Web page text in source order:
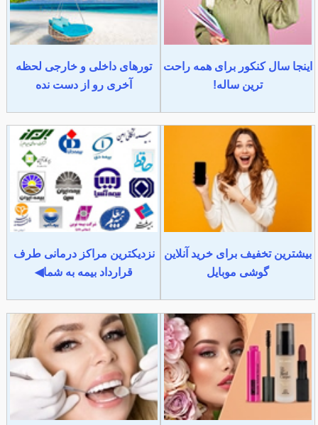
اینجا سال کنکور برای همه راحت
ترین ساله!
تورهای داخلی و خارجی لحظه
آخری رو از دست نده
بیشترین تخفیف برای خرید آنلاین
گوشی موبایل
نزدیکترین مراکز درمانی طرف
قرارداد بیمه به شما◀